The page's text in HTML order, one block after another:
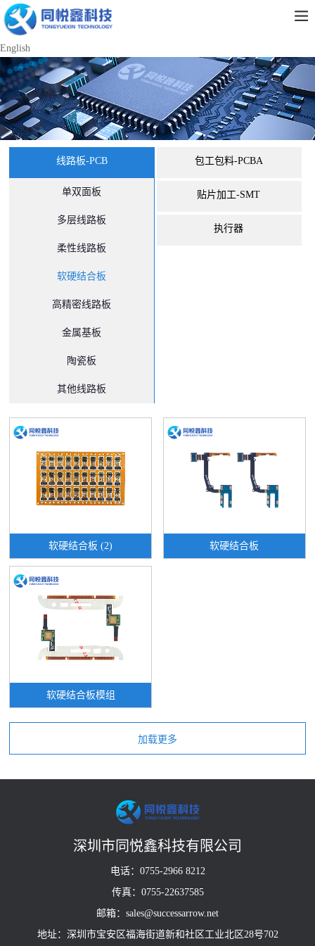
English
线路板-PCB
单双面板
多层线路板
柔性线路板
软硬结合板
高精密线路板
金属基板
陶瓷板
其他线路板
包工包料-PCBA
贴片加工-SMT
执行器
软硬结合板 (2) 软硬结合板
软硬结合板模组
深圳市同悦鑫科技有限公司
电话：0755-2966 8212
传真：0755-22637585
邮箱：sales@successarrow.net
地址：深圳市宝安区福海街道新和社区工业北区28号702